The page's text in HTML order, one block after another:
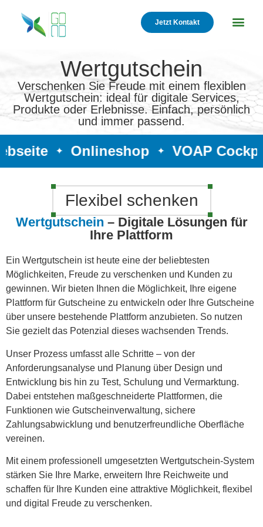
Jetzt Kontakt
Wertgutschein
Verschenken Sie Freude mit einem flexiblen
Wertgutschein: ideal für digitale Services,
Produkte oder Erlebnisse. Einfach, persönlich
und immer passend.
✦ Onlineshop ✦ VOAP
Flexibel schenken
Wertgutschein – Digitale Lösungen für
Ihre Plattform
Ein Wertgutschein ist heute eine der beliebtesten
Möglichkeiten, Freude zu verschenken und Kunden zu
gewinnen. Wir bieten Ihnen die Möglichkeit, Ihre eigene
Plattform für Gutscheine zu entwickeln oder Ihre Gutscheine
über unsere bestehende Plattform anzubieten. So nutzen
Sie gezielt das Potenzial dieses wachsenden Trends.
Unser Prozess umfasst alle Schritte – von der
Anforderungsanalyse und Planung über Design und
Entwicklung bis hin zu Test, Schulung und Vermarktung.
Dabei entstehen maßgeschneiderte Plattformen, die
Funktionen wie Gutscheinverwaltung, sichere
Zahlungsabwicklung und benutzerfreundliche Oberfläche
vereinen.
Mit einem professionell umgesetzten Wertgutschein-System
stärken Sie Ihre Marke, erweitern Ihre Reichweite und
schaffen für Ihre Kunden eine attraktive Möglichkeit, flexibel
und digital Freude zu verschenken.